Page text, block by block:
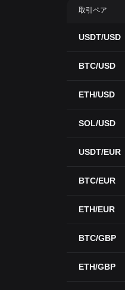
取引ペア
USDT/USD
BTC/USD
ETH/USD
SOL/USD
USDT/EUR
BTC/EUR
ETH/EUR
BTC/GBP
ETH/GBP